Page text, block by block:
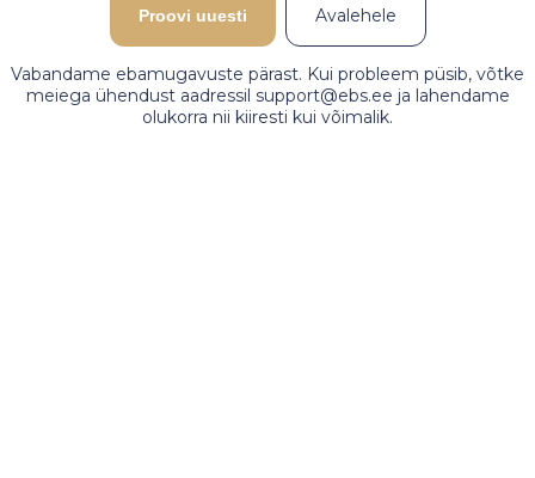
Proovi uuesti Avalehele
Vabandame ebamugavuste pärast. Kui probleem püsib, võtke
meiega ühendust aadressil support@ebs.ee ja lahendame
olukorra nii kiiresti kui võimalik.